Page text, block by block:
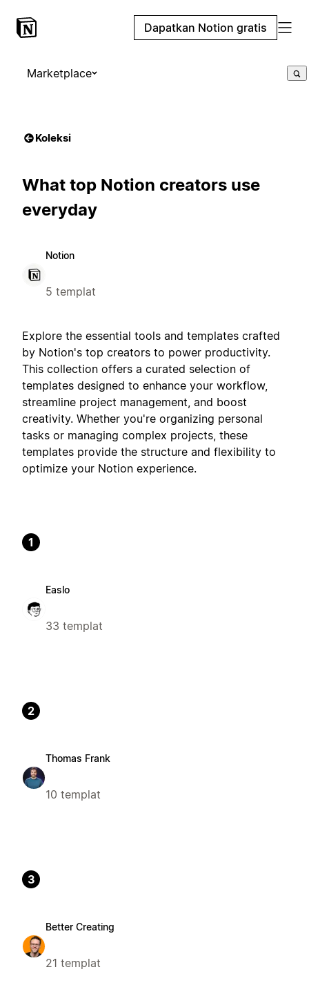
Dapatkan Notion gratis
Marketplace
Koleksi
What top Notion creators use
everyday
Notion
5 templat
Explore the essential tools and templates crafted
by Notion's top creators to power productivity.
This collection offers a curated selection of
templates designed to enhance your workflow,
streamline project management, and boost
creativity. Whether you're organizing personal
tasks or managing complex projects, these
templates provide the structure and flexibility to
optimize your Notion experience.
1
Easlo
33 templat
2
Thomas Frank
10 templat
3
Better Creating
21 templat